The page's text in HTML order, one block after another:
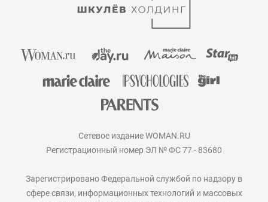
Сетевое издание WOMAN.RU
Регистрационный номер ЭЛ № ФС 77 - 83680
Зарегистрировано Федеральной службой по надзору в
сфере связи, информационных технологий и массовых